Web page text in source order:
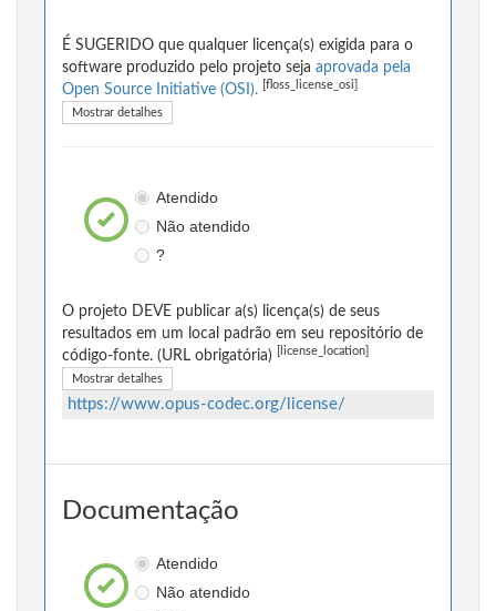
É SUGERIDO que qualquer licença(s) exigida para o
software produzido pelo projeto seja aprovada pela
Open Source Initiative (OSI).
[floss_license_osi]
Mostrar detalhes
Atendido
Não atendido
?
O projeto DEVE publicar a(s) licença(s) de seus
resultados em um local padrão em seu repositório de
código-fonte. (URL obrigatória)
[license_location]
Mostrar detalhes
https://www.opus-codec.org/license/
Documentação
Atendido
Não atendido